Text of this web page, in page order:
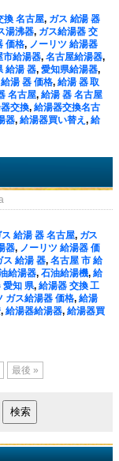
換 名古屋, ガス 給湯 器
湯沸器, ガス給湯器 交
価格, ノーリツ 給湯器
市給湯器, 名古屋給湯器,
給湯 器, 愛知県給湯器,
給湯 器 価格, 給湯 器 取
名古屋, 給湯 器 名古屋
交換, 給湯器交換名古
器, 給湯器買い替え , 給
ス 給湯 器 名古屋, ガス
器, ノーリツ 給湯器 価
ス 給湯 器, 名古屋 市 給
給湯器, 石油給湯機, 給
愛知 県, 給湯器 交換 工
ガス給湯器 価格, 給湯
, 給湯器給湯器, 給湯器買
最後 »